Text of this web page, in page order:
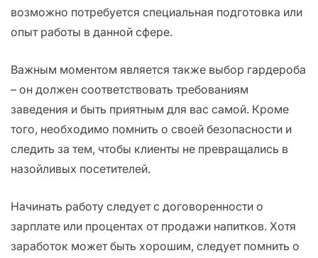
возможно потребуется специальная подготовка или
опыт работы в данной сфере.
Важным моментом является также выбор гардероба
– он должен соответствовать требованиям
заведения и быть приятным для вас самой. Кроме
того, необходимо помнить о своей безопасности и
следить за тем, чтобы клиенты не превращались в
назойливых посетителей.
Начинать работу следует с договоренности о
зарплате или процентах от продажи напитков. Хотя
заработок может быть хорошим, следует помнить о